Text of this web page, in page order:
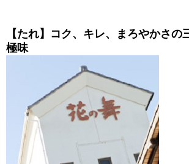
【たれ】コク、キレ、まろやかさの
極味